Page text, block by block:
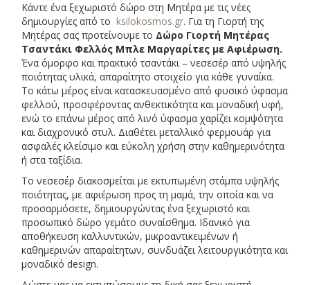
Κάντε ένα ξεχωριστό δώρο στη Μητέρα με τις νέες
δημιουργίες από το ksilokosmos.gr. Για τη Γιορτή της
Μητέρας σας προτείνουμε το Δώρο Γιορτή Μητέρας
Τσαντάκι Φελλός Μπλε Μαργαρίτες με Αφιέρωση.
Ένα όμορφο και πρακτικό τσαντάκι – νεσεσέρ από υψηλής
ποιότητας υλικά, απαραίτητο στοιχείο για κάθε γυναίκα.
Το κάτω μέρος είναι κατασκευασμένο από φυσικό ύφασμα
φελλού, προσφέροντας ανθεκτικότητα και μοναδική υφή,
ενώ το επάνω μέρος από λινό ύφασμα χαρίζει κομψότητα
και διαχρονικό στυλ. Διαθέτει μεταλλικό φερμουάρ για
ασφαλές κλείσιμο και εύκολη χρήση στην καθημερινότητα
ή στα ταξίδια.
Το νεσεσέρ διακοσμείται με εκτυπωμένη στάμπα υψηλής
ποιότητας, με αφιέρωση προς τη μαμά, την οποία και να
προσαρμόσετε, δημιουργώντας ένα ξεχωριστό και
προσωπικό δώρο γεμάτο συναίσθημα. Ιδανικό για
αποθήκευση καλλυντικών, μικροαντικειμένων ή
καθημερινών απαραίτητων, συνδυάζει λειτουργικότητα και
μοναδικό design.